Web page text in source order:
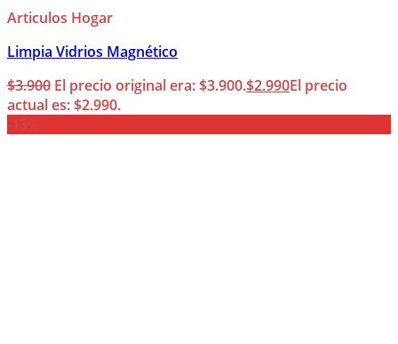
Articulos Hogar
Limpia Vidrios Magnético
$3.900 El precio original era: $3.900.$2.990El precio
actual es: $2.990.